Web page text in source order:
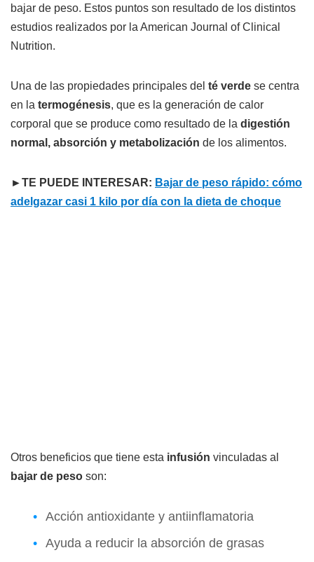
bajar de peso. Estos puntos son resultado de los distintos
estudios realizados por la American Journal of Clinical
Nutrition.
Una de las propiedades principales del té verde se centra
en la termogénesis, que es la generación de calor
corporal que se produce como resultado de la digestión
normal, absorción y metabolización de los alimentos.
►TE PUEDE INTERESAR: Bajar de peso rápido: cómo
adelgazar casi 1 kilo por día con la dieta de choque
Otros beneficios que tiene esta infusión vinculadas al
bajar de peso son:
Acción antioxidante y antiinflamatoria
Ayuda a reducir la absorción de grasas